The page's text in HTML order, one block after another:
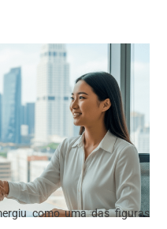
como uma das figuras